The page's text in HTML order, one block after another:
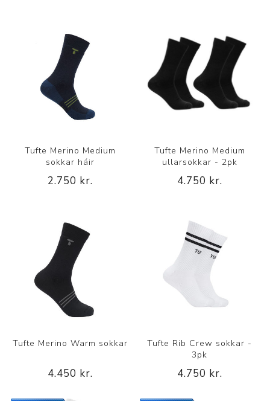
Tufte Merino Medium
sokkar háir
2.750 kr.
Tufte Merino Medium
ullarsokkar - 2pk
4.750 kr.
Tufte Merino Warm sokkar
4.450 kr.
Tufte Rib Crew sokkar -
3pk
4.750 kr.